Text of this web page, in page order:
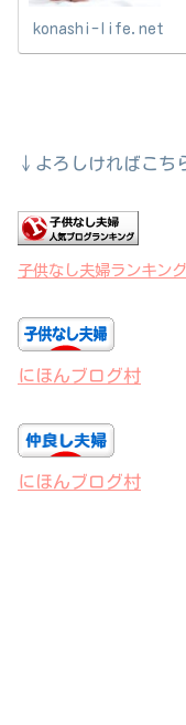
konashi-life.net
↓よろしければこ
子供なし夫婦ランキング
にほんブログ村
にほんブログ村